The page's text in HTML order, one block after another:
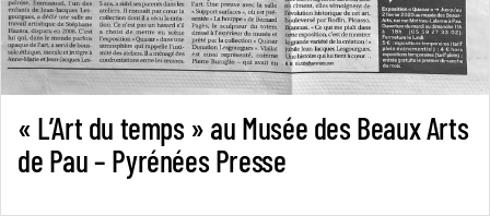
« L’Art du temps » au Musée des Beaux Arts
de Pau – Pyrénées Presse